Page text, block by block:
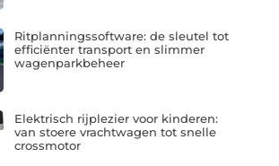
Ritplanningssoftware: de sleutel tot
efficiënter transport en slimmer
wagenparkbeheer
Elektrisch rijplezier voor kinderen:
van stoere vrachtwagen tot snelle
crossmotor